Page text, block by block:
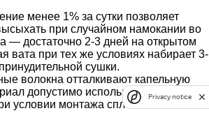
менее 1% за сутки позволяет
при случайном намокании во
— достаточно 2-3 дней на открытом
вата при тех же условиях набирает 3-
сушки.
волокна отталкивают капельную
допустимо использовать в
условии монтажа сплошной
Privacy notice